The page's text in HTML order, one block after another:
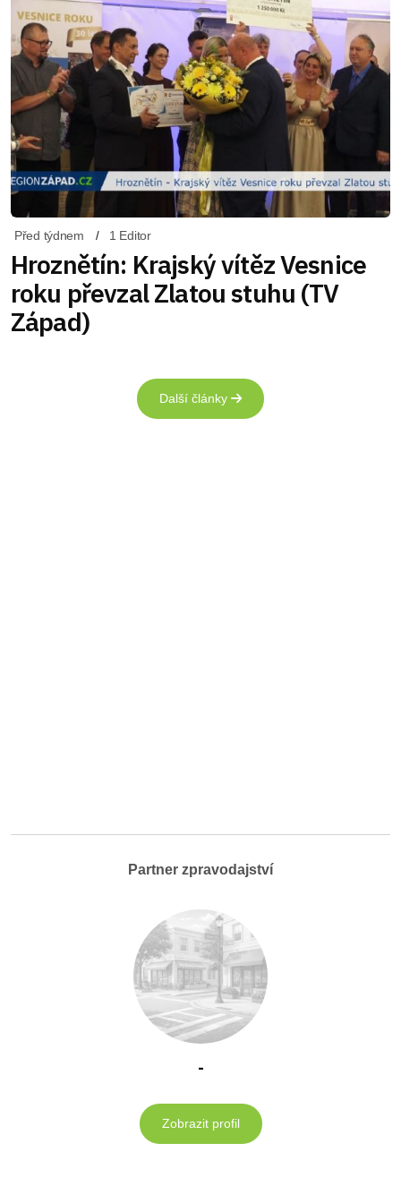
Před týdnem 1 Editor
Hroznětín: Krajský vítěz Vesnice
roku převzal Zlatou stuhu (TV
Západ)
Další články
Partner zpravodajství
-
Zobrazit profil